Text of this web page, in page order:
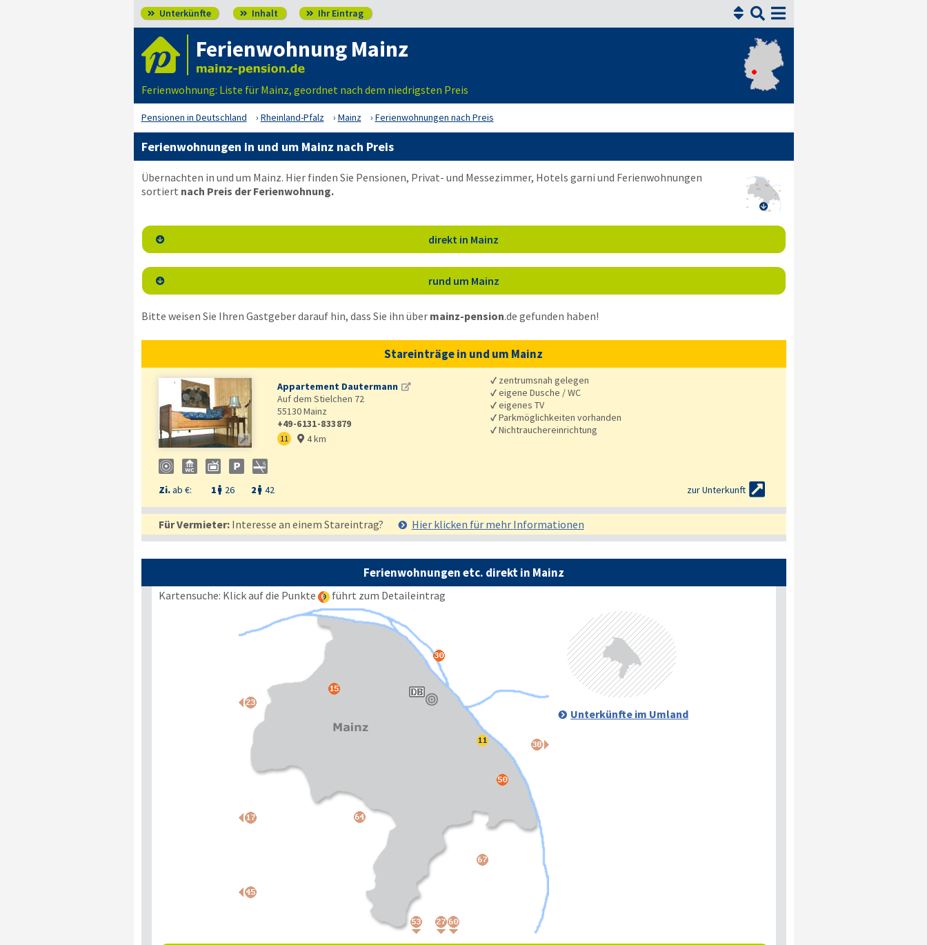
 Unterkünfte  Inhalt  Ihr Eintrag 

Ferienwohnung Mainz
Ferienwohnung: Liste für Mainz, geordnet nach dem niedrigsten Preis
Pensionen in Deutschland Rheinland-Pfalz Mainz Ferienwohnungen nach Preis
Ferienwohnungen in und um Mainz nach Preis

Übernachten in und um Mainz. Hier finden Sie Pensionen, Privat- und Messezimmer, Hotels garni und Ferienwohnungen
sortiert nach Preis der Ferienwohnung.
 direkt in Mainz
 rund um Mainz
Bitte weisen Sie Ihren Gastgeber darauf hin, dass Sie ihn über mainz-pension.de gefunden haben!
Stareinträge in und um Mainz

Appartement Dautermann
Auf dem Stielchen 72
55130Mainz
+49-6131-833879
11  4 km
Zi.ab €: 1  26 2  42
✓ zentrumsnah gelegen
✓eigene Dusche / WC
✓eigenes TV
✓Parkmöglichkeiten vorhanden
✓Nichtrauchereinrichtung
zur Unterkunft 
Für Vermieter:Interesse an einem Stareintrag? Hier klicken für mehr Informationen
Ferienwohnungen etc. direkt in Mainz
Kartensuche: Klick auf die Punkte führt zum Detaileintrag
Unterkünfte im Umland